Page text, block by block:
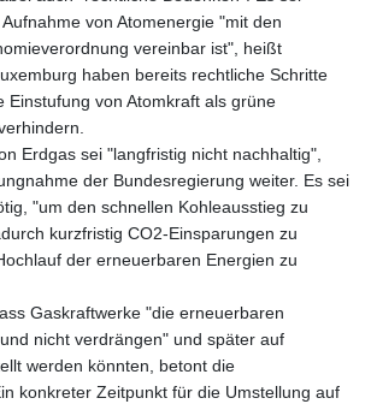
von Atomenergie "mit den
vereinbar ist", heißt
haben bereits rechtliche Schritte
Einstufung von Atomkraft als grüne
Erdgas sei "langfristig nicht nachhaltig",
der Bundesregierung weiter. Es sei
"um den schnellen Kohleausstieg zu
kurzfristig CO2-Einsparungen zu
der erneuerbaren Energien zu
Gaskraftwerke "die erneuerbaren
nicht verdrängen" und später auf
werden könnten, betont die
konkreter Zeitpunkt für die Umstellung auf